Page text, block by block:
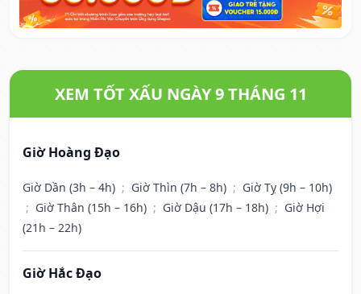
XEM TỐT XẤU NGÀY 9 THÁNG 11
Giờ Hoàng Đạo
Giờ Dần (3h – 4h) ; Giờ Thìn (7h – 8h) ; Giờ Tỵ (9h – 10h)
; Giờ Thân (15h – 16h) ; Giờ Dậu (17h – 18h) ; Giờ Hợi
(21h – 22h)
Giờ Hắc Đạo